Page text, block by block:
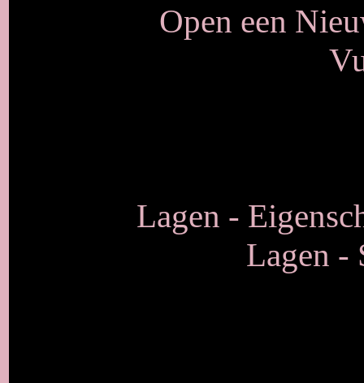
Open een
Lagen -
Lagen -